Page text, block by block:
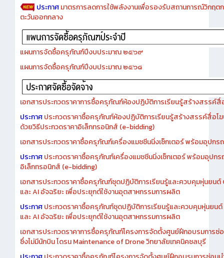
ประกาศผลการคัดเลือกนักเรียนเพื่อรับทุนกองทุนเพื่อความเสมอ
ประกาศมาตรการลดการใช้พลังงานเพื่อรองรับสถานการณ์วิกฤ
ตะวันออกกลาง
แผนการจัดซื้อครุภัณฑ์ปีงบประมาณ ๒๕๖๙
แผนการจัดซื้อครุภัณฑ์ปีงบประมาณ ๒๕๖๘
เอกสารประกวดราคาการซื้อครุภัณฑ์ห้องปฏิบัติการเรียนรู้สร้างสรรค์
ประกาศ ประกวดราคาซื้อครุภัณฑ์ห้องปฏิบัติการเรียนรู้สร้างสรรค์สื่อโ
ด้วยวิธีประกวดราคาอิเล็กทรอนิกส์ (e-bidding)
เอกสารประกวดราคาซื้อครุภัณฑ์เครื่องแมชชีนนิ่งเซ็กเตอร์ พร้อมอุปก
ประกาศประกวดราคาซื้อครุภัณฑ์เครื่องแมชชีนนิ่งเซ็กเตอร์ พร้อมอุปก
อิเล็กทรอนิกส์ (e-bidding)
เอกสารประกวดราคาซื้อครุภัณฑ์ชุดปฏิบัติการเรียนรู้และควบคุมหุ่นยน
และ AI อัจฉริยะ เพื่อประยุกต์ใช้งานอุตสาหกรรมการผลิต
ประกาศประกวดราคาซื้อครุภัณฑ์ชุดปฏิบัติการเรียนรู้และควบคุมหุ่นยน
และ AI อัจฉริยะ เพื่อประยุกต์ใช้งานอุตสาหกรรมการผลิต
เอกสารประกวดราคาการซื้อครุภัณฑ์โครงการจัดตั้งศูนย์ฝึกอบรมการซ่
ซึ่งไม่มีนักบิน โดรน Maintenance of Drone วิทยาลัยเทคนิคชลบุรี